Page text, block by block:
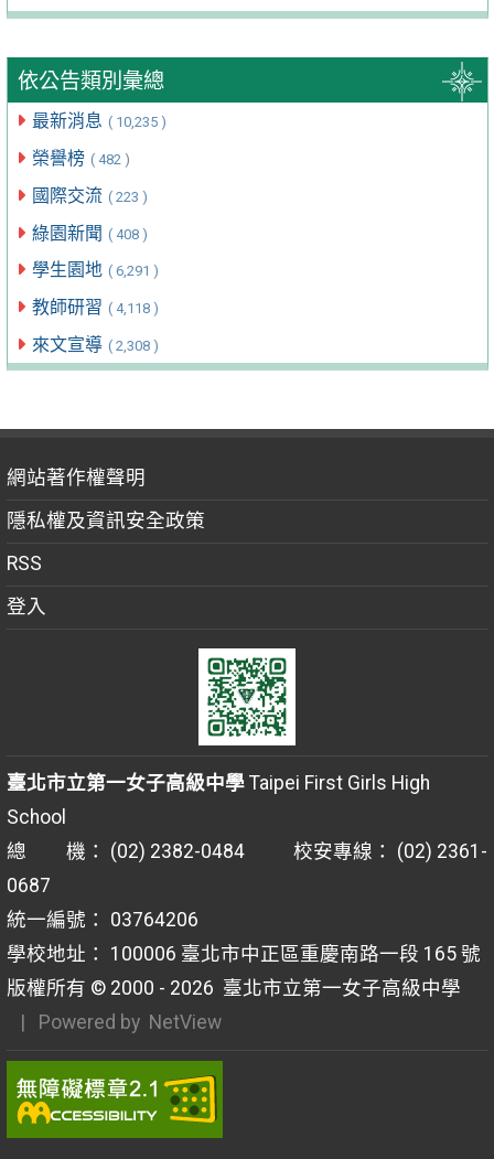
依公告類別彙總
最新消息 ( 10,235 )
榮譽榜 ( 482 )
國際交流 ( 223 )
綠園新聞 ( 408 )
學生園地 ( 6,291 )
教師研習 ( 4,118 )
來文宣導 ( 2,308 )
網站著作權聲明
隱私權及資訊安全政策
RSS
登入
臺北市立第一女子高級中學Taipei First Girls High
School
總 機： (02) 2382-0484 校安專線： (02) 2361-
0687
統一編號： 03764206
學校地址： 100006 臺北市中正區重慶南路一段 165 號
版權所有 © 2000 - 2026 臺北市立第一女子高級中學
| Powered by NetView